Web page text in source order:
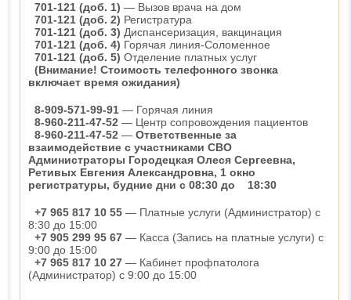
701-121 (доб. 1) — Вызов врача на дом
701-121 (доб. 2) Регистратура
701-121 (доб. 3) Диспансеризация, вакцинация
701-121 (доб. 4) Горячая линия-Соломенное
701-121 (доб. 5) Отделение платных услуг
(Внимание! Стоимость телефонного звонка
включает время ожидания)
8-909-571-99-91 — Горячая линия
8-960-211-47-52 — Центр сопровождения пациентов
8-960-211-47-52 — Ответственные за
взаимодействие с участниками СВО
Администраторы Городецкая Олеся Сергеевна,
Ретивых Евгения Александровна, 1 окно
регистратуры, будние дни с 08:30 до 18:30
+7 965 817 10 55 — Платные услуги (Администратор) с
8:30 до 15:00
+7 905 299 95 67 — Касса (Запись на платные услуги) с
9:00 до 15:00
+7 965 817 10 27 — Кабинет профпатолога
(Администратор) с 9:00 до 15:00